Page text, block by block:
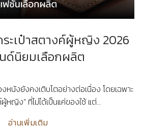
ระเป๋าสตางค์ผู้หญิง 2026
ด์นิยมเลือกผลิต
หนังยังคงเติบโตอย่างต่อเนื่อง โดยเฉพาะ
หญิง” ที่ไม่ได้เป็นแค่ของใช้ แต่...
อ่านเพิ่มเติม